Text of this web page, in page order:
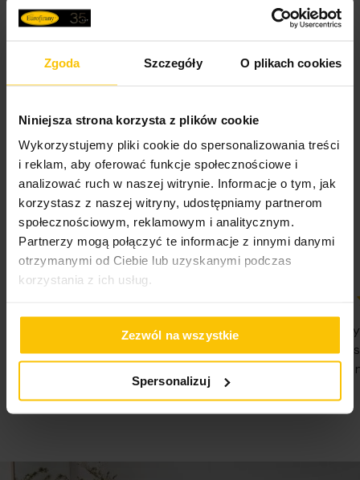
Zgoda Szczegóły O plikach cookies
Niniejsza strona korzysta z plików cookie
Wykorzystujemy pliki cookie do spersonalizowania treści
i reklam, aby oferować funkcje społecznościowe i
analizować ruch w naszej witrynie. Informacje o tym, jak
korzystasz z naszej witryny, udostępniamy partnerom
społecznościowym, reklamowym i analitycznym.
Partnerzy mogą połączyć te informacje z innymi danymi
otrzymanymi od Ciebie lub uzyskanymi podczas
korzystania z ich usług.
Zezwól na wszystkie
Spersonalizuj
Jednostka miary
Waga netto 200 g
Pobierz instrukcję użytkowania i bezpieczeństwa produktu
Dolną część pokrowca zdobi ozdobna falbanka, która
wprowadza dekoracyjny, lekko romantyczny akcent i
siedzisko oraz oparcie krzesła, tworząc spójną i
To doskonałe rozwiązanie dla osób, które chcą szybko
odświeżyć wygląd krzeseł, jednocześnie chroniąc je przed
zabrudzeniami i śladami użytkowania.
Cechy produktu:
Rodzaj:pokrowiec na krzesło
Materiał:miękka tkanina welwetowa
Wykończenie: dekoracyjna falbanka
Struktura: gładka, aksamitna, przyjemna w dotyku
Funkcja ochronna i dekoracyjna
Skład: 95% poliester, 5% elastan
Opinie potwierdzone zakupem
5%
Na podstawie 28332 opinii. Zobacz niektóre opinie
tutaj.
100%
WSZYSTKO SPRAWNIE SZYBKA
100%
Nie
Państwa
Nie traćcie